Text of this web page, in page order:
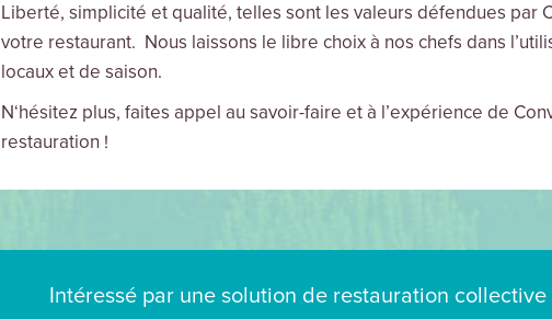
Liberté, simplicité et qualité, telles sont les valeurs défendues par
votre restaurant. Nous laissons le libre choix à nos chefs dans
locaux et de saison.
N‘hésitez plus, faites appel au savoir-faire et à l’expérience de
restauration !
Intéressé par une solution de restauration collective